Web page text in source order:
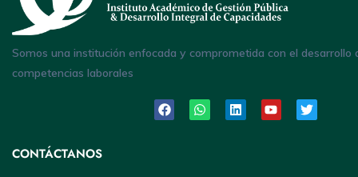
Somos una institución enfocada y comprometida con el desarrollo
competencias laborales
CONTÁCTANOS